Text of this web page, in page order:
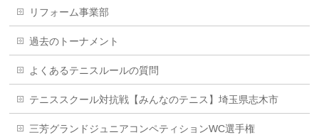
リフォーム事業部
過去のトーナメント
よくあるテニスルールの質問
テニススクール対抗戦【みんなのテニス】埼玉県志木市
三芳グランドジュニアコンペティションWC選手権